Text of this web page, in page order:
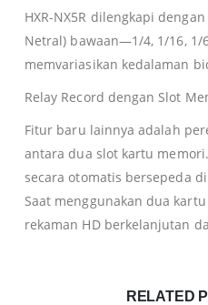
HXR-NX5R dilengkapi
Netral) bawaan—1/4, 1/16,
memvariasikan kedalaman
Relay Record dengan Slot
Fitur baru lainnya adalah
antara dua slot kartu
secara otomatis bersepeda
Saat menggunakan dua
rekaman HD berkelanjutan
RELATED